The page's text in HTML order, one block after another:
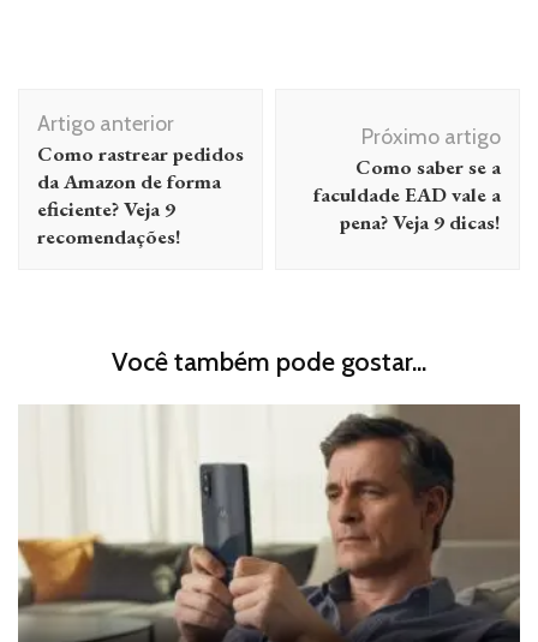
Navegação
de
post
Artigo anterior
Como rastrear pedidos
da Amazon de forma
eficiente? Veja 9
recomendações!
Próximo artigo
Como saber se a
faculdade EAD vale a
pena? Veja 9 dicas!
Você também pode gostar...